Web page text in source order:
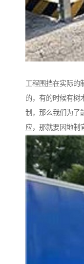
工程围挡在实际的
的，有的时候有树
制，那么我们为了
应，那就要因地制